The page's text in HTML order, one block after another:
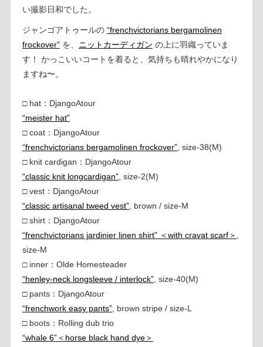
い撮影日和でした。
ジャンゴアトゥールの “frenchvictorians bergamolinen
frockover”を、 ニットカーディガン の上に羽織っていま
す！ かっこいいコートを着ると、気持ちも晴れやかになり
ますね〜。
□ hat：DjangoAtour
“meister hat”
□ coat：DjangoAtour
“frenchvictorians bergamolinen frockover”, size-38(M)
□ knit cardigan：DjangoAtour
“classic knit longcardigan”, size-2(M)
□ vest：DjangoAtour
“classic artisanal tweed vest”, brown / size-M
□ shirt：DjangoAtour
“frenchvictorians jardinier linen shirt” ＜with cravat scarf＞
size-M
□ inner：Olde Homesteader
“henley-neck longsleeve / interlock”, size-40(M)
□ pants：DjangoAtour
“frenchwork easy pants”, brown stripe / size-L
□ boots：Rolling dub trio
“whale 6”＜horse black hand dye＞